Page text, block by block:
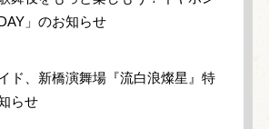
」のお知らせ
ド、新橋演舞場『流白浪燦星』特
らせ